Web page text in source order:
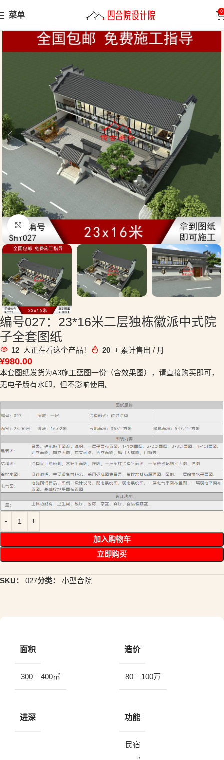
菜单 0
首页 小型合院
点击放大
编号027：23*16米二层独栋徽派中式院
子全套图纸
12 人正在看这个产品！ 20 + 累计售出 / 月
¥980.00
本套图纸发货为A3施工蓝图一份（含效果图），请直接购买即可，
无电子版有水印，但不影响使用。
加入购物车
立即购买
SKU： 027分类： 小型合院
面积
300 – 400㎡
造价
80 – 100万
进深 功能
民宿
,